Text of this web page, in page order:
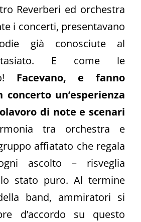
Reverberi ed orchestra
i concerti, presentavano
già conosciute al
E come le
Facevano, e fanno
un’esperienza
di note e scenari
tra orchestra e
affiatato che regala
ascolto – risveglia
stato puro. Al termine
band, ammiratori si
d’accordo su questo